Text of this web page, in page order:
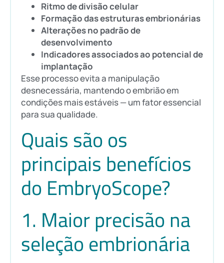
Ritmo de divisão celular
Formação das estruturas embrionárias
Alterações no padrão de
desenvolvimento
Indicadores associados ao potencial de
implantação
Esse processo evita a manipulação
desnecessária, mantendo o embrião em
condições mais estáveis — um fator essencial
para sua qualidade.
Quais são os
principais benefícios
do EmbryoScope?
1. Maior precisão na
seleção embrionária